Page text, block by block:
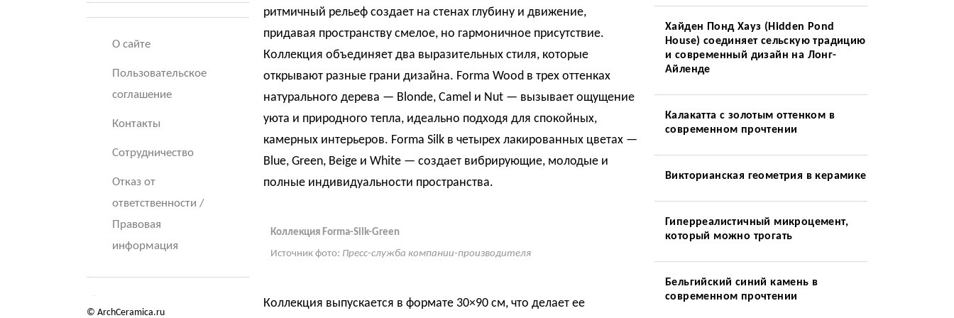
О сайте
Пользовательское
соглашение
Контакты
Сотрудничество
Отказ от
ответственности /
Правовая
информация
© ArchCeramica.ru
ритмичный рельеф создает на стенах глубину и движение,
придавая пространству смелое, но гармоничное присутствие.
Коллекция объединяет два выразительных стиля, которые
открывают разные грани дизайна. Forma Wood в трех оттенках
натурального дерева — Blonde, Camel и Nut — вызывает ощущение
уюта и природного тепла, идеально подходя для спокойных,
камерных интерьеров. Forma Silk в четырех лакированных цветах —
Blue, Green, Beige и White — создает вибрирующие, молодые и
полные индивидуальности пространства.
Коллекция Forma-Silk-Green
Источник фото: Пресс-служба компании-производителя
Коллекция выпускается в формате 30×90 см, что делает ее
Хайден Понд Хауз (Hidden Pond
House) соединяет сельскую традицию
и современный дизайн на Лонг-
Айленде
Калакатта с золотым оттенком в
современном прочтении
Викторианская геометрия в керамике
Гиперреалистичный микроцемент,
который можно трогать
Бельгийский синий камень в
современном прочтении